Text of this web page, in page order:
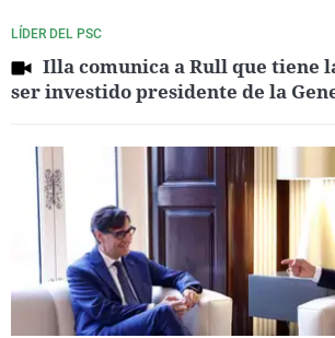
LÍDER DEL PSC
Illa comunica a Rull que tiene
ser investido presidente de la